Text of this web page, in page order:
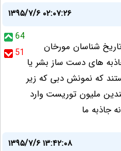
۱۳۹۵/۷/۶ ۰۲:۰۷:۲۶
64
51
شناسان مورخان
های دست ساز بشر یا
که نمونش دبی که زیر
ملیون توریست وارد
جاذبه ما
۱۳۹۵/۷/۶ ۱۳:۴۲:۰۸